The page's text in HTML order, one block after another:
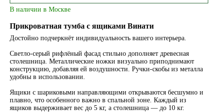
В наличии в Москве
Прикроватная тумба с ящиками Винати
Достойно подчеркнёт индивидуальность вашего интерьера.
Светло-серый рифлёный фасад стильно дополняет древесная
столешница. Металлические ножки визуально приподнимают
конструкцию, добавляя ей воздушности. Ручки-скобы из металла
удобны в использовании.
Ящики с шариковыми направляющими открываются бесшумно и
плавно, что особенного важно в спальной зоне. Каждый из
ящиков выдерживает вес до 5 кг, а столешница — до 10 кг.